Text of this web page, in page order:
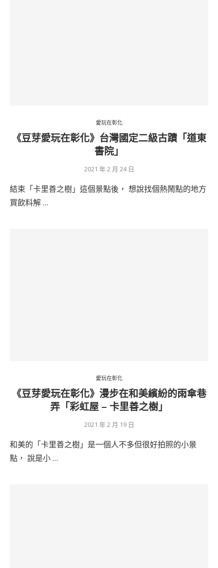
愛玩在彰化
《豆芽愛玩在彰化》台灣國定二級古蹟「道東
書院」
2021 年 2 月 24 日
結束「卡里善之樹」這個景點後， 想說找個熱鬧點的地方
買飲料解 …
愛玩在彰化
《豆芽愛玩在彰化》漫步在和美繽紛的雨傘巷
弄「彩虹屋 – 卡里善之樹」
2021 年 2 月 19 日
和美的「卡里善之樹」是一個人不多但很好拍照的小景
點， 說是小 …